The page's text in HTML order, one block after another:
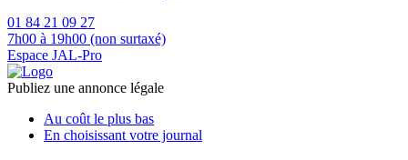
01 84 21 09 27
7h00 à 19h00 (non surtaxé)
Espace JAL-Pro
Publiez une annonce légale
Au coût le plus bas
En choisissant votre journal